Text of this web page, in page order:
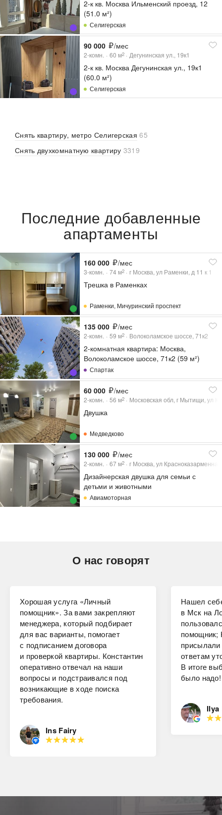
2-к кв. Москва Ильменский проезд, 12
(51.0 м²)
Селигерская
90 000 /мес
2-комн. 60 м2 Дегунинская ул., 19к1
2-к кв. Москва Дегунинская ул., 19к1
(60.0 м²)
Селигерская
Снять квартиру, метро Селигерская 65
Снять двухкомнатную квартиру 3319
Последние добавленные
апартаменты
160 000 /мес
3-комн. 74 м2 г Москва, ул Раменки, д 11 к 1
Трешка в Раменках
Раменки, Мичуринский проспект
135 000 /мес
2-комн. 59 м2 Волоколамское шоссе, 71к2
2-комнатная квартира: Москва,
Волоколамское шоссе, 71к2 (59 м²)
Спартак
60 000 /мес
2-комн. 56 м2 Московская обл, г Мытищи, ул
Двушка
Медведково
130 000 /мес
2-комн. 67 м2 г Москва, ул
Дизайнерская двушка для семьи с
детьми и животными
Авиамоторная
О нас говорят
Хорошая услуга «Личный
помощник». За вами закрепляют
менеджера, который подбирает
для вас варианты, помогает
с подписанием договора
и проверкой квартиры. Константин
оперативно отвечал на наши
вопросы и подстраивался под
возникающие в ходе поиска
требования.
Ins Fairy
Нашел
в Мск на
помощник;
ответам
В итоге
было надо!
Ilya